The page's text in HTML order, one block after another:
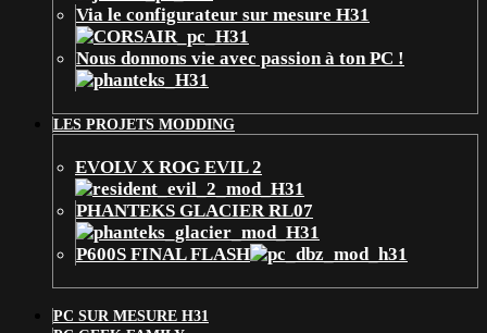
Via le configurateur sur mesure H31
Nous donnons vie avec passion à ton PC !
LES PROJETS MODDING
EVOLV X ROG EVIL 2
PHANTEKS GLACIER RL07
P600S FINAL FLASH
PC SUR MESURE H31